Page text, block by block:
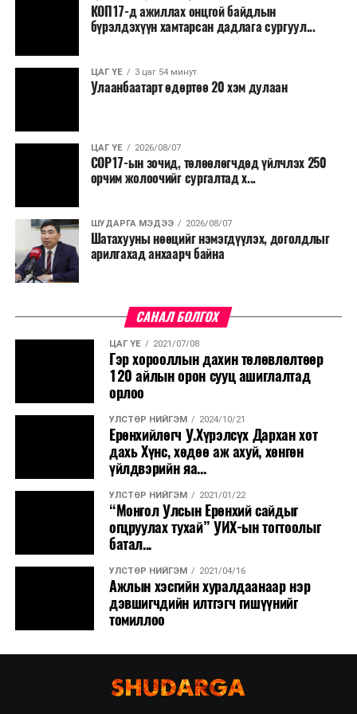
КОП17-д ажиллах онцгой байдлын
бүрэлдэхүүн хамтарсан дадлага сургуул...
ЦАГ ҮЕ 3 цаг 54 минут
Улаанбаатарт өдөртөө 20 хэм дулаан
ЦАГ ҮЕ 2026/08/07
COP17-ын зочид, төлөөлөгчдөд үйлчлэх 250
орчим жолоочийг сургалтад х...
ШУДАРГА МЭДЭЭ 2026/08/07
Шатахууны нөөцийг нэмэгдүүлэх, доголдлыг
арилгахад анхаарч байна
САНАЛ БОЛГОХ
ЦАГ ҮЕ 2021/07/08
Гэр хорооллын дахин төлөвлөлтөөр
120 айлын орон сууц ашиглалтад
орлоо
УЛСТӨР НИЙГЭМ 2024/10/21
Ерөнхийлөгч У.Хүрэлсүх Дархан хот
дахь Хүнс, хөдөө аж ахуй, хөнгөн
үйлдвэрийн яа...
УЛСТӨР НИЙГЭМ 2021/01/22
“Монгол Улсын Ерөнхий сайдыг
огцруулах тухай” УИХ-ын тогтоолыг
батал...
УЛСТӨР НИЙГЭМ 2021/04/16
Ажлын хэсгийн хуралдаанаар нэр
дэвшигчдийн илтгэгч гишүүнийг
томиллоо